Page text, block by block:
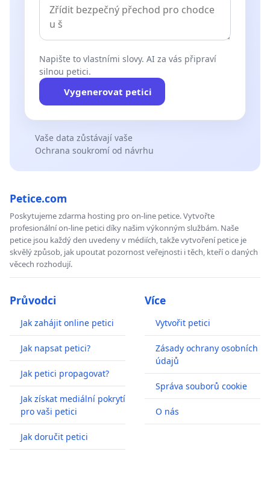
Napište to vlastními slovy. AI za vás připraví
silnou petici.
Vygenerovat petici
Vaše data zůstávají vaše
Ochrana soukromí od návrhu
Petice.com
Poskytujeme zdarma hosting pro on-line petice. Vytvořte
profesionální on-line petici díky našim výkonným službám. Naše
petice jsou každý den uvedeny v médiích, takže vytvoření petice je
skvělý způsob, jak upoutat pozornost veřejnosti i těch, kteří o daných
věcech rozhodují.
Průvodci
Jak zahájit online petici
Jak napsat petici?
Jak petici propagovat?
Jak získat mediální pokrytí
pro vaši petici
Jak doručit petici
Více
Vytvořit petici
Zásady ochrany osobních
údajů
Správa souborů cookie
O nás